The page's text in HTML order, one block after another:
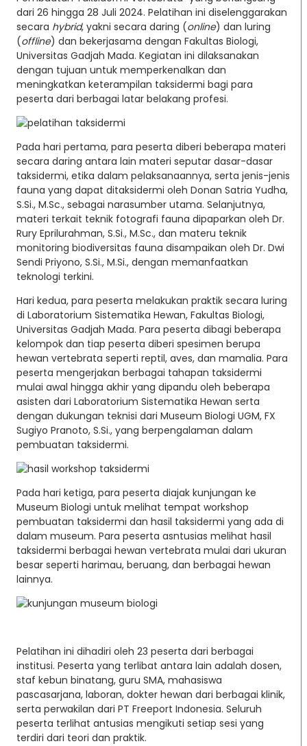
dari 26 hingga 28 Juli 2024. Pelatihan ini diselenggarakan
secara hybrid, yakni secara daring (online) dan luring
(offline) dan bekerjasama dengan Fakultas Biologi,
Universitas Gadjah Mada. Kegiatan ini dilaksanakan
dengan tujuan untuk memperkenalkan dan
meningkatkan keterampilan taksidermi bagi para
peserta dari berbagai latar belakang profesi.
Pada hari pertama, para peserta diberi beberapa materi
secara daring antara lain materi seputar dasar-dasar
taksidermi, etika dalam pelaksanaannya, serta jenis-jenis
fauna yang dapat ditaksidermi oleh Donan Satria Yudha,
S.Si., M.Sc., sebagai narasumber utama. Selanjutnya,
materi terkait teknik fotografi fauna dipaparkan oleh Dr.
Rury Eprilurahman, S.Si., M.Sc., dan materu teknik
monitoring biodiversitas fauna disampaikan oleh Dr. Dwi
Sendi Priyono, S.Si., M.Si., dengan memanfaatkan
teknologi terkini.
Hari kedua, para peserta melakukan praktik secara luring
di Laboratorium Sistematika Hewan, Fakultas Biologi,
Universitas Gadjah Mada. Para peserta dibagi beberapa
kelompok dan tiap peserta diberi spesimen berupa
hewan vertebrata seperti reptil, aves, dan mamalia. Para
peserta mengerjakan berbagai tahapan taksidermi
mulai awal hingga akhir yang dipandu oleh beberapa
asisten dari Laboratorium Sistematika Hewan serta
dengan dukungan teknisi dari Museum Biologi UGM, FX
Sugiyo Pranoto, S.Si., yang berpengalaman dalam
pembuatan taksidermi.
Pada hari ketiga, para peserta diajak kunjungan ke
Museum Biologi untuk melihat tempat workshop
pembuatan taksidermi dan hasil taksidermi yang ada di
dalam museum. Para peserta asntusias melihat hasil
taksidermi berbagai hewan vertebrata mulai dari ukuran
besar seperti harimau, beruang, dan berbagai hewan
lainnya.
Pelatihan ini dihadiri oleh 23 peserta dari berbagai
institusi. Peserta yang terlibat antara lain adalah dosen,
staf kebun binatang, guru SMA, mahasiswa
pascasarjana, laboran, dokter hewan dari berbagai klinik,
serta perwakilan dari PT Freeport Indonesia. Seluruh
peserta terlihat antusias mengikuti setiap sesi yang
terdiri dari teori dan praktik.